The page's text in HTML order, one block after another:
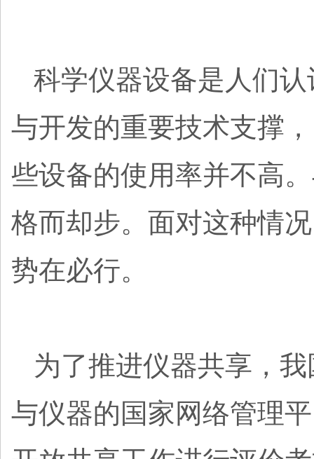
科学仪器设备是人们
与开发的重要技术支撑
些设备的使用率并不高
格而却步。面对这种情
势在必行。
为了推进仪器共享，
与仪器的国家网络管理